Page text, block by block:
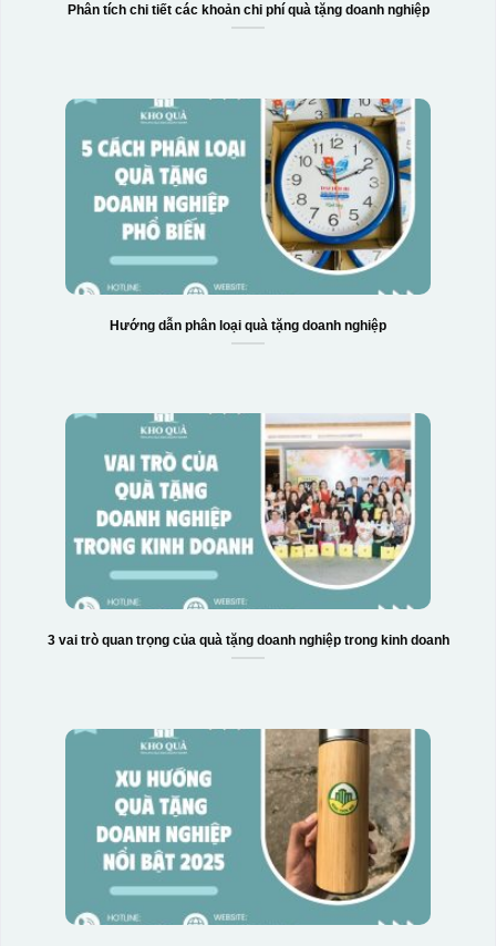
Phân tích chi tiết các khoản chi phí quà tặng doanh nghiệp
Hướng dẫn phân loại quà tặng doanh nghiệp
3 vai trò quan trọng của quà tặng doanh nghiệp trong kinh doanh